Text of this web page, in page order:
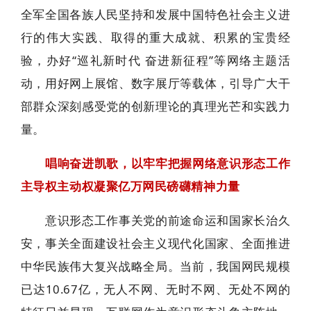
全军全国各族人民坚持和发展中国特色社会主义进
行的伟大实践、取得的重大成就、积累的宝贵经
验，办好“巡礼新时代 奋进新征程”等网络主题活
动，用好网上展馆、数字展厅等载体，引导广大干
部群众深刻感受党的创新理论的真理光芒和实践力
量。
唱响奋进凯歌，以牢牢把握网络意识形态工作
主导权主动权凝聚亿万网民磅礴精神力量
意识形态工作事关党的前途命运和国家长治久
安，事关全面建设社会主义现代化国家、全面推进
中华民族伟大复兴战略全局。当前，我国网民规模
已达10.67亿，无人不网、无时不网、无处不网的